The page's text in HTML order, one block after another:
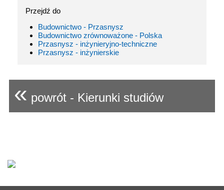
Przejdź do
Budownictwo - Przasnysz
Budownictwo zrównoważone - Polska
Przasnysz - inżynieryjno-techniczne
Przasnysz - inżynierskie
« powrót - Kierunki studiów